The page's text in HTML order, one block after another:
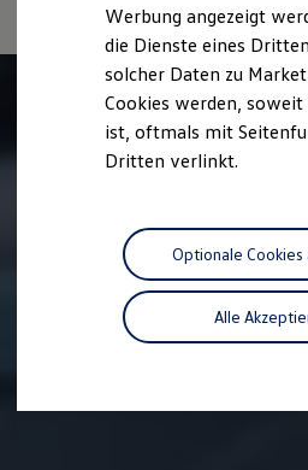
Autonomes Fahren
Mehr zum ID. Buzz
Online Beratung
California Club
California Magazin &
Vanlife
California App
California Lifestyle &
Übernachten im
Unternehmen
Karriere
Nachhaltigkeit
Werbung angezeigt
die Dienste eines
solcher Daten zu
Cookies werden,
ist, oftmals mit
Dritten verlinkt.
Alle
Optionale Cookies